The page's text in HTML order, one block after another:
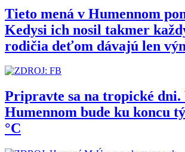
Tieto mená v Humennom
Kedysi ich nosil takmer
rodičia deťom dávajú len
Pripravte sa na tropické dni.
Humennom bude ku koncu
°C